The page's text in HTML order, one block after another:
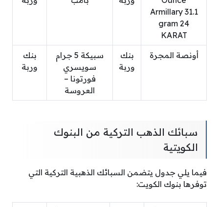
Armillary 31.1
gram 24
KARAT
أونصة المجرة
بنك
وربة
سبيكة 5 جرام
سويسري
فورتونا –
العروسة
بنك
وربة
سبائك الذهب التركية من البنوك
الكويتية
فيما يلي جدول يتضمن السبائك الذهبية التركية التي
توفرها بنوك الكويت: